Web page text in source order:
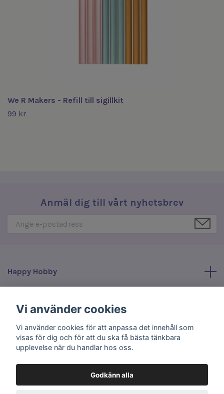
We R Makers - Refill till sigillkit
99 kr
Anmäl dig till vårt nyhetsbrev
Happy Hobby
Sociala medier
Vi använder cookies
Vi använder cookies för att anpassa det innehåll som
visas för dig och för att du ska få bästa tänkbara
upplevelse när du handlar hos oss.
Godkänn alla